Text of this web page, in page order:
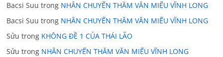
Bacsi Suu trong NHÂN CHUYẾN THĂM VĂN MIẾU VĨNH LONG
Bacsi Suu trong NHÂN CHUYẾN THĂM VĂN MIẾU VĨNH LONG
Sửu trong KHÔNG ĐỀ 1 CỦA THÁI LÃO
Sửu trong NHÂN CHUYẾN THĂM VĂN MIẾU VĨNH LONG